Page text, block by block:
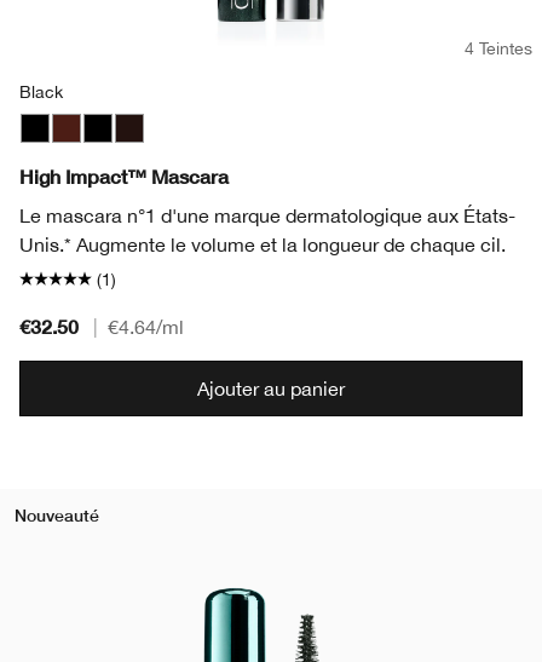
4 Teintes
Black
High Impact™ Mascara
Le mascara n°1 d'une marque dermatologique aux États-
Unis.* Augmente le volume et la longueur de chaque cil.
(1)
€32.50 €4.64/ml
Ajouter au panier
Nouveauté